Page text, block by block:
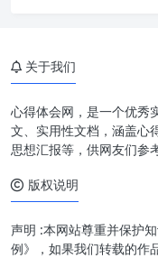
关于我们
心得体会网，是一个优秀
文、实用性文档，涵盖心
思想汇报等，供网友们参
版权说明
声明 :本网站尊重并保护
例》，如果我们转载的作